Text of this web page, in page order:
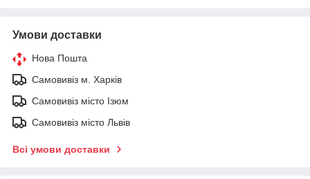
Умови доставки
Нова Пошта
Самовивіз м. Харків
Самовивіз місто Ізюм
Самовивіз місто Львів
Всі умови доставки